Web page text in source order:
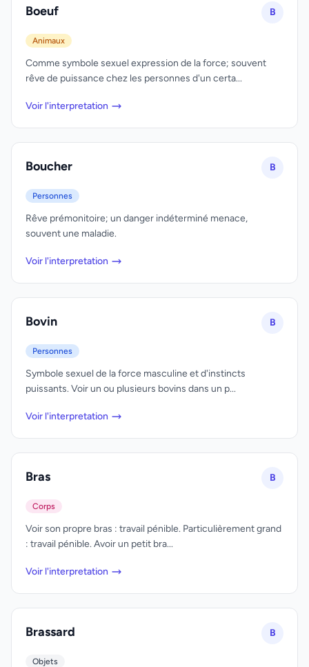
Boeuf B
Animaux
Comme symbole sexuel expression de la force; souvent
rêve de puissance chez les personnes d'un certa...
Voir l'interpretation
Boucher B
Personnes
Rêve prémonitoire; un danger indéterminé menace,
souvent une maladie.
Voir l'interpretation
Bovin B
Personnes
Symbole sexuel de la force masculine et d'instincts
puissants. Voir un ou plusieurs bovins dans un p...
Voir l'interpretation
Bras B
Corps
Voir son propre bras : travail pénible. Particulièrement grand
: travail pénible. Avoir un petit bra...
Voir l'interpretation
Brassard B
Objets